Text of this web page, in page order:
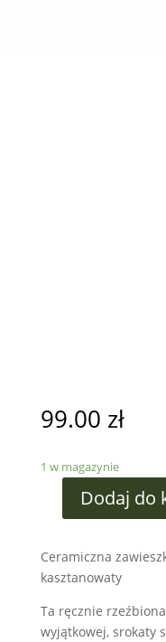
99.00 zł
1 w magazynie
Dodaj do
Ceramiczna
kasztanowaty
Ta ręcznie
wyjątkowej, srokaty